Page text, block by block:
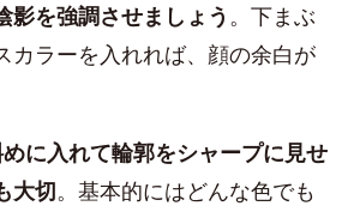
影を強調させましょう 。下まぶ
カラーを入れれば、顔の余白が
に入れて輪郭をシャープに見せ
大切。基本的にはどんな色でも